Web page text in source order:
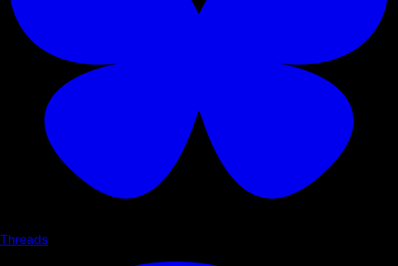
Threads